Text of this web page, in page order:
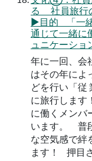
る 社員旅行
▶目的 「一緒
通じて一緒に
ュニケーシ
年に一回、
はその年によ
どを行い「従
に旅行しま
に働くメンバ
います。 普
な空気感で絆
ます！ 押目